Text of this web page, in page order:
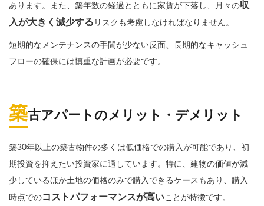
あります。また、築年数の経過とともに家賃が下落し、月々の収
入が大きく減少する リスクも考慮しなければなりません。
短期的なメンテナンスの手間が少ない反面、長期的なキャッシュ
フローの確保には慎重な計画が必要です。
築古アパートのメリット・デメリット
築30年以上の築古物件の多くは低価格での購入が可能であり、初
期投資を抑えたい投資家に適しています。特に、建物の価値が減
少しているほか土地の価格のみで購入できるケースもあり、購入
時点でのコストパフォーマンスが高いことが特徴です。